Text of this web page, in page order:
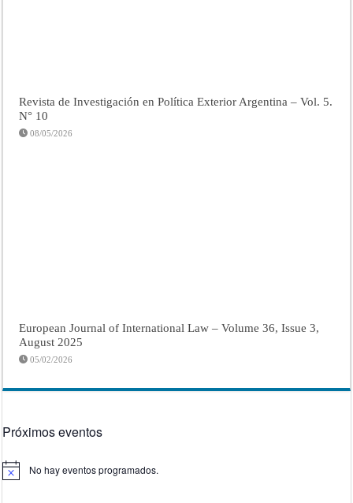
Revista de Investigación en Política Exterior Argentina – Vol. 5.
N° 10
08/05/2026
European Journal of International Law – Volume 36, Issue 3,
August 2025
05/02/2026
Próximos eventos
Aviso No hay eventos programados.